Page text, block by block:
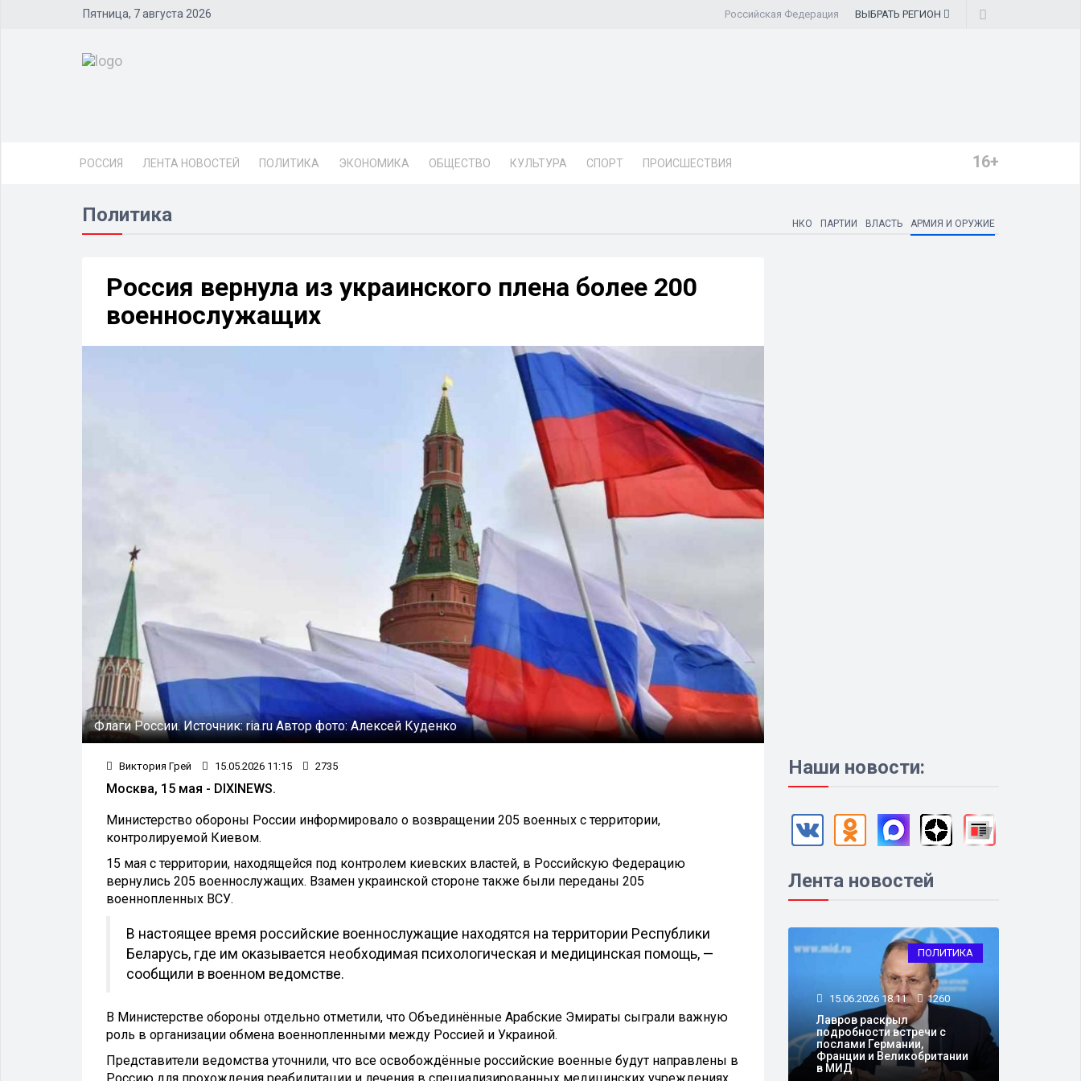
Пятница, 7 августа 2026 Российская Федерация ВЫБРАТЬ РЕГИОН
РОССИЯ ЛЕНТА НОВОСТЕЙ ПОЛИТИКА ЭКОНОМИКА ОБЩЕСТВО КУЛЬТУРА СПОРТ ПРОИСШЕСТВИЯ 16+
Политика НКО ПАРТИИ ВЛАСТЬ АРМИЯ И ОРУЖИЕ
Россия вернула из украинского плена более 200
военнослужащих
Флаги России.Источник:ria.ruАвтор фото:Алексей Куденко
Виктория Грей 15.05.2026 11:15 2735
Москва, 15 мая - DIXINEWS.
Министерство обороны России информировало о возвращении 205 военных с территории,
контролируемой Киевом.
15 мая с территории, находящейся под контролем киевских властей, в Российскую Федерацию
вернулись 205 военнослужащих. Взамен украинской стороне также были переданы 205
военнопленных ВСУ.
В настоящее время российские военнослужащие находятся на территории Республики
Беларусь, где им оказывается необходимая психологическая и медицинская помощь, —
сообщили в военном ведомстве.
В Министерстве обороны отдельно отметили, что Объединённые Арабские Эмираты сыграли важную
роль в организации обмена военнопленными между Россией и Украиной.
Представители ведомства уточнили, что все освобождённые российские военные будут направлены в
Россию для прохождения реабилитации и лечения в специализированных медицинских учреждениях
Наши новости:
Лента новостей
ПОЛИТИКА
15.06.2026 18:11 1260
Лавров раскрыл
подробности встречи с
послами Германии,
Франции и Великобритании
в МИД